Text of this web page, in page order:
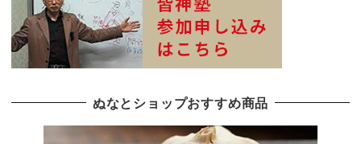
ぬなとショップおすすめ商品